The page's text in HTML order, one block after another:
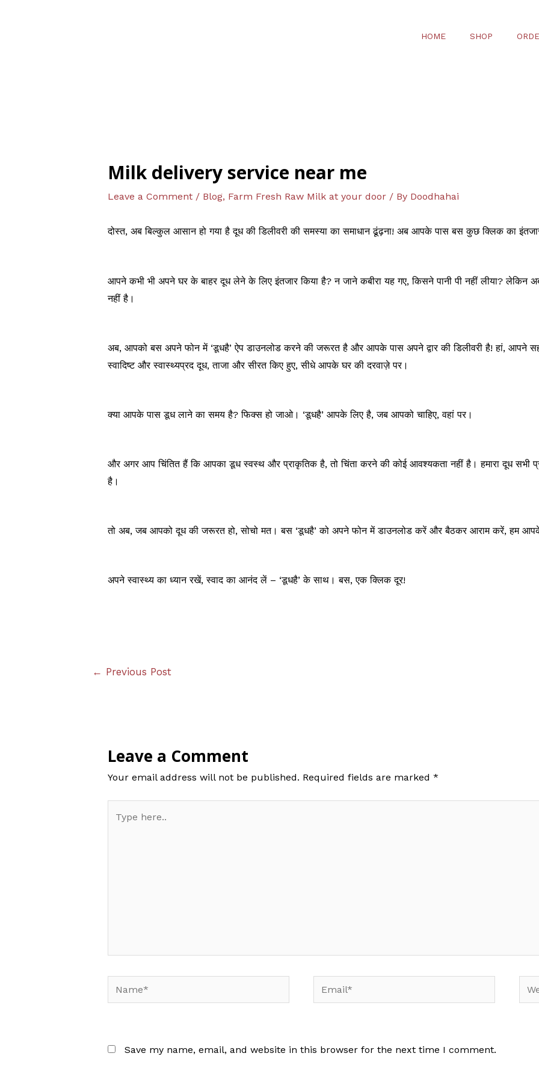
HOME SHOP
Milk delivery service near me
Leave a Comment / Blog, Farm Fresh Raw Milk at your door/ By Doodhahai
दोस्त, अब बिल्कुल आसान हो गया है दूध की डिलीवरी की समस्या का समाधान ढूंढ़ना! अब आपके पास बस कुछ क्लिक का
आपने कभी भी अपने घर के बाहर दूध लेने के लिए इंतजार किया है? न जाने कबीरा यह गए, किसने पानी पी नहीं लीया? लेकिन
नहीं है।
अब, आपको बस अपने फोन में ‘डूधहै’ ऐप डाउनलोड करने की जरूरत है और आपके पास अपने द्वार की डिलीवरी है! हां, आपने
स्वादिष्ट और स्वास्थ्यप्रद दूध, ताजा और सीरत किए हुए, सीधे आपके घर की दरवाज़े पर।
क्या आपके पास डूध लाने का समय है? फिक्स हो जाओ। ‘डूधहै’ आपके लिए है, जब आपको चाहिए, वहां पर।
और अगर आप चिंतित हैं कि आपका डूध स्वस्थ और प्राकृतिक है, तो चिंता करने की कोई आवश्यकता नहीं है। हमारा दूध सभी
है।
तो अब, जब आपको दूध की जरूरत हो, सोचो मत। बस ‘डूधहै’ को अपने फोन में डाउनलोड करें और बैठकर आराम करें, हम
अपने स्वास्थ्य का ध्यान रखें, स्वाद का आनंद लें – ‘डूधहै’ के साथ। बस, एक क्लिक दूर!
← Previous Post
Leave a Comment
Your email address will not be published. Required fields are marked *
Name* Email*
Save my name, email, and website in this browser for the next time I comment.